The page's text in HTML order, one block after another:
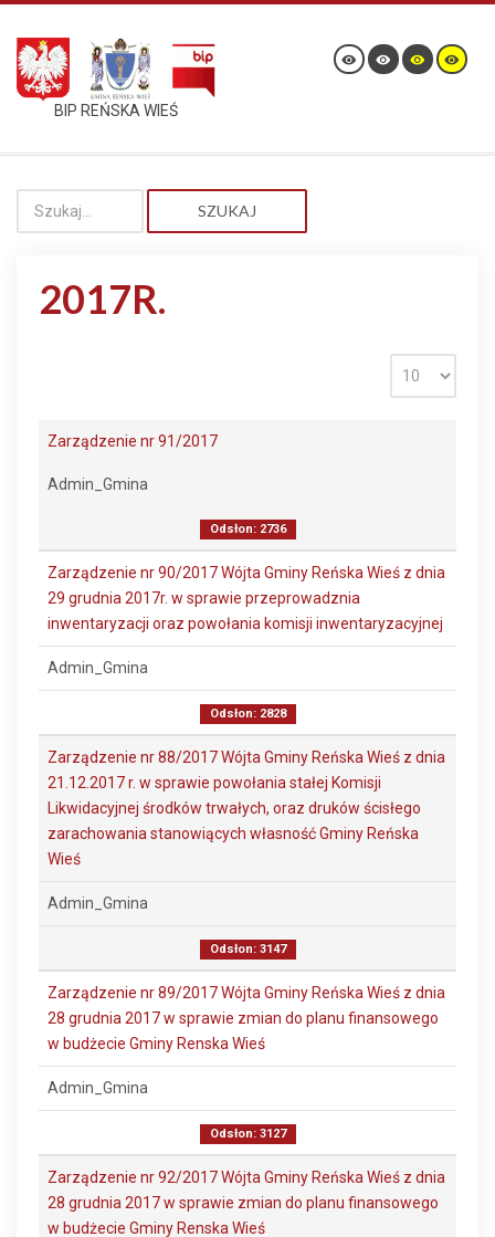
BIP REŃSKA WIEŚ
SZUKAJ
2017R.
Zarządzenie nr 91/2017
Admin_Gmina
Odsłon: 2736
Zarządzenie nr 90/2017 Wójta Gminy Reńska Wieś z dnia
29 grudnia 2017r. w sprawie przeprowadznia
inwentaryzacji oraz powołania komisji inwentaryzacyjnej
Admin_Gmina
Odsłon: 2828
Zarządzenie nr 88/2017 Wójta Gminy Reńska Wieś z dnia
21.12.2017 r. w sprawie powołania stałej Komisji
Likwidacyjnej środków trwałych, oraz druków ścisłego
zarachowania stanowiących własność Gminy Reńska
Wieś
Admin_Gmina
Odsłon: 3147
Zarządzenie nr 89/2017 Wójta Gminy Reńska Wieś z dnia
28 grudnia 2017 w sprawie zmian do planu finansowego
w budżecie Gminy Renska Wieś
Admin_Gmina
Odsłon: 3127
Zarządzenie nr 92/2017 Wójta Gminy Reńska Wieś z dnia
28 grudnia 2017 w sprawie zmian do planu finansowego
w budżecie Gminy Renska Wieś